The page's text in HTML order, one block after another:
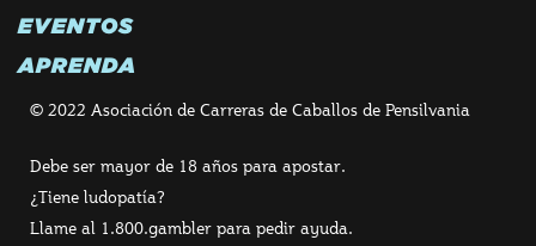
EVENTOS
APRENDA
© 2022 Asociación de Carreras de Caballos de Pensilvania
Debe ser mayor de 18 años para apostar.
¿Tiene ludopatía?
Llame al 1.800.gambler para pedir ayuda.